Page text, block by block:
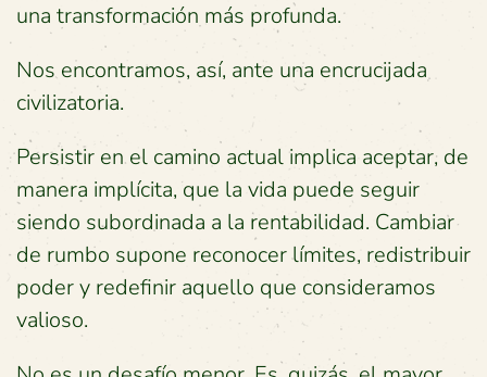
una transformación más profunda.
Nos encontramos, así, ante una encrucijada
civilizatoria.
Persistir en el camino actual implica aceptar, de
manera implícita, que la vida puede seguir
siendo subordinada a la rentabilidad. Cambiar
de rumbo supone reconocer límites, redistribuir
poder y redefinir aquello que consideramos
valioso.